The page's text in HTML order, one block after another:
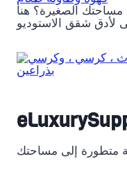
مساحتك الصغيرة؟ هنا